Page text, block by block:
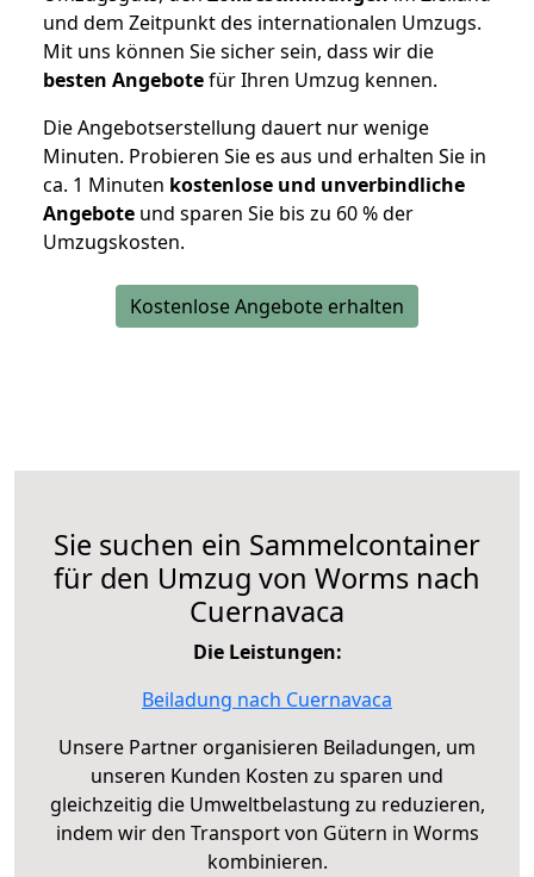
und dem Zeitpunkt des internationalen Umzugs.
Mit uns können Sie sicher sein, dass wir die
besten Angebotefür Ihren Umzug kennen.
Die Angebotserstellung dauert nur wenige
Minuten. Probieren Sie es aus und erhalten Sie in
ca. 1 Minuten kostenlose und unverbindliche
Angebote und sparen Sie bis zu 60 % der
Umzugskosten.
Kostenlose Angebote erhalten
Sie suchen ein Sammelcontainer
für den Umzug von Worms nach
Cuernavaca
Die Leistungen:
Beiladung nach Cuernavaca
Unsere Partner organisieren Beiladungen, um
unseren Kunden Kosten zu sparen und
gleichzeitig die Umweltbelastung zu reduzieren,
indem wir den Transport von Gütern in Worms
kombinieren.